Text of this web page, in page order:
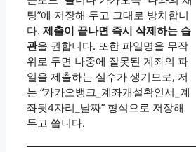
팅”에 저장해 두고 그대로 방치합니
다. 제출이 끝나면 즉시 삭제하는 습
관을 권합니다. 또한 파일명을 무작
위로 두면 나중에 잘못된 계좌의 파
일을 제출하는 실수가 생기므로, 저
는 “카카오뱅크_계좌개설확인서_계
좌뒷4자리_날짜” 형식으로 저장해
두고 씁니다.